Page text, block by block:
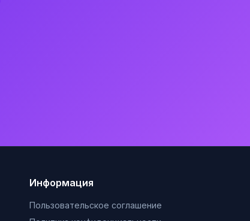
Информация
Пользовательское соглашение